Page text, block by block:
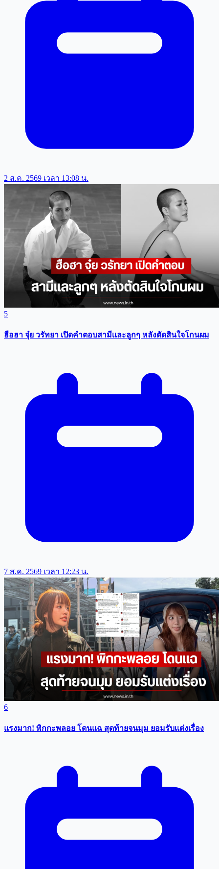
2 ส.ค. 2569 เวลา 13:08 น.
5
ฮือฮา จุ๋ย วรัทยา เปิดคำตอบสามีเเละลูกๆ หลังตัดสินใจโกนผม
7 ส.ค. 2569 เวลา 12:23 น.
6
แรงมาก! พิกกะพลอย โดนแฉ สุดท้ายจนมุม ยอมรับเเต่งเรื่อง